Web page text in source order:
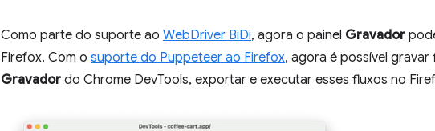
Como parte do suporte ao WebDriver BiDi, agora o painel Gravador
Firefox. Com o suporte do Puppeteer ao Firefox, agora é possível
Gravador do Chrome DevTools, exportar e executar esses fluxos no